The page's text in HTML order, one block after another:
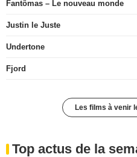
Fantômas – Le nouveau monde
Justin le Juste
Undertone
Fjord
Les films à venir
Top actus de la